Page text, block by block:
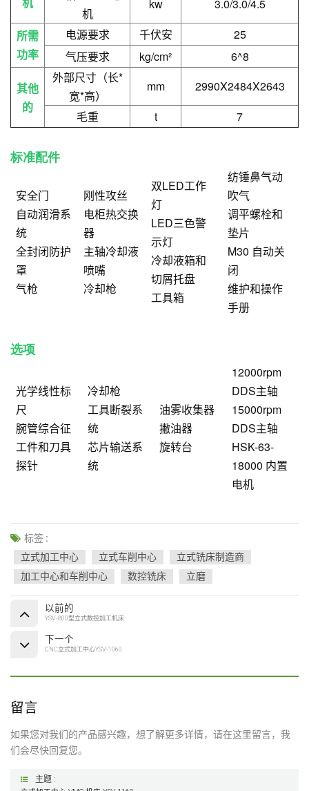
机
kw
3.0/3.0/4.5
所需
功率
电源要求 千伏安
25
气压要求
kg/cm²
6^8
其他
的
外部尺寸（长*
宽*高）
mm
2990X2484X2643
毛重
t 7
标准配件
安全门
自动润滑系
统
全封闭防护
罩
气枪
刚性攻丝
电柜热交换
器
主轴冷却液
喷嘴
冷却枪
双LED工作
灯
LED三色警
示灯
冷却液箱和
切屑托盘
工具箱
纺锤鼻气动
吹气
调平螺栓和
垫片
M30 自动关
闭
维护和操作
手册
选项
光学线性标
尺
腕管综合征
工件和刀具
探针
冷却枪
工具断裂系
统
芯片输送系
统
油雾收集器
撇油器
旋转台
12000rpm
DDS主轴
15000rpm
DDS主轴
HSK-63-
18000 内置
电机
标签 :
立式加工中心
立式车削中心
立式铣床制造商
加工中心和车削中心
数控铣床 立磨
以前的
YSV-800型立式数控加工机床
下一个
CNC立式加工中心YSV-1060
留言
如果您对我们的产品感兴趣，想了解更多详情，请在这里留言，我
们会尽快回复您。
主题 :